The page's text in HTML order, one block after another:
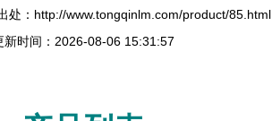
处：http://www.tongqinlm.com/product/85.html
新时间：2026-08-06 15:31:57